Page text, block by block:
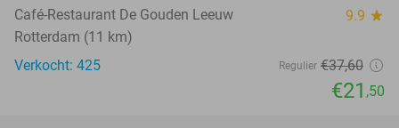
Café-Restaurant De Gouden Leeuw 9.9 star
Rotterdam (11 km)
Verkocht: 425
Regulier €37,60
€21 ,50